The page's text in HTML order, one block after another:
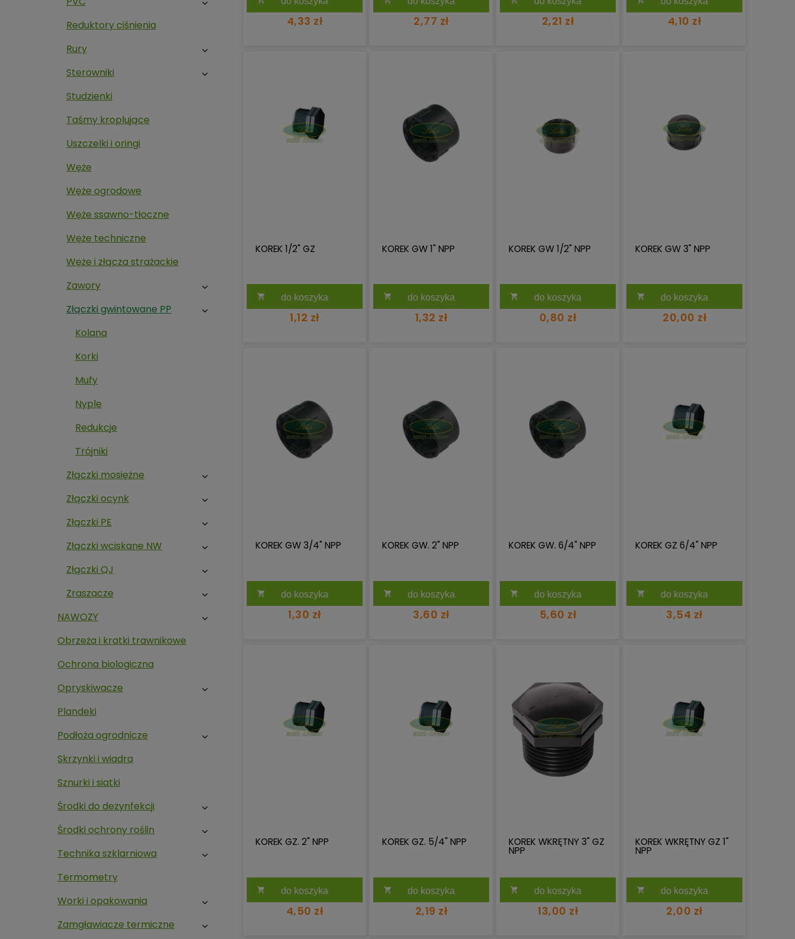
Reduktory ciśnienia
Rury
Sterowniki
Studzienki
Taśmy kroplujące
Uszczelki i oringi
Węże
Węże ogrodowe
Węże ssawno-tłoczne
Węże techniczne
Węże i złącza strażackie
Zawory
Złączki gwintowane PP
Kolana
Korki
Mufy
Nyple
Redukcje
Trójniki
Złączki mosiężne
Złączki ocynk
Złączki PE
Złączki wciskane NW
Złączki QJ
Zraszacze
NAWOZY
Obrzeża i kratki trawnikowe
Ochrona biologiczna
Opryskiwacze
Plandeki
Podłoża ogrodnicze
Skrzynki i wiadra
Sznurki i siatki
Środki do dezynfekcji
Środki ochrony roślin
Technika szklarniowa
Termometry
Worki i opakowania
Zamgławiacze termiczne
4,33 zł 2,77 zł 2,21 zł 4,10 zł
KOREK 1/2" GZ
1,12 zł
do koszyka
KOREK GW 1" NPP
1,32 zł
do koszyka
KOREK GW 1/2" NPP
0,80 zł
do koszyka
KOREK GW 3" NPP
20,00 zł
do koszyka
KOREK GW 3/4" NPP
1,30 zł
do koszyka
KOREK GW. 2" NPP
3,60 zł
do koszyka
KOREK GW. 6/4" NPP
5,60 zł
do koszyka
KOREK GZ 6/4" NPP
3,54 zł
do koszyka
KOREK GZ. 2" NPP
4,50 zł
do koszyka
KOREK GZ. 5/4" NPP
2,19 zł
do koszyka
KOREK WKRĘTNY 3" GZ
NPP
13,00 zł
do koszyka
KOREK WKRĘTNY GZ 1"
NPP
2,00 zł
do koszyka